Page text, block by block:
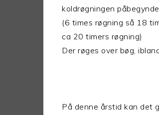
koldrøgningen
(6 times røgning så 18
ca 20 timers røgning)
Der røges over bøg,
På denne årstid kan det